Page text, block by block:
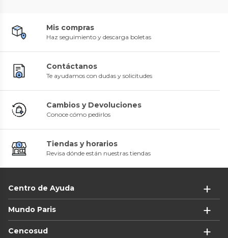
Mis compras
Haz seguimiento y descarga boletas
Contáctanos
Te ayudamos con dudas y solicitudes
Cambios y Devoluciones
Conoce cómo pedirlos
Tiendas y horarios
Revisa dónde están nuestras tiendas
Centro de Ayuda
Mundo Paris
Cencosud